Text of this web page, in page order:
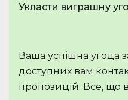
Укласти виграшну
Ваша успішна угода
доступних вам
пропозицій. Все, що